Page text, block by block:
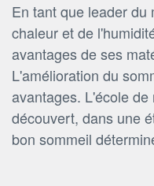
En tant que leader
chaleur et de
avantages de ses
L'amélioration du
avantages. L'école
découvert, dans une
bon sommeil